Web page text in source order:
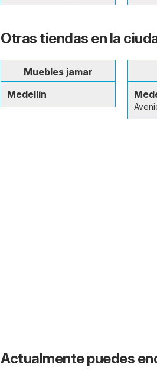
Otras tiendas en la
Muebles jamar
Medellín
Actualmente puedes